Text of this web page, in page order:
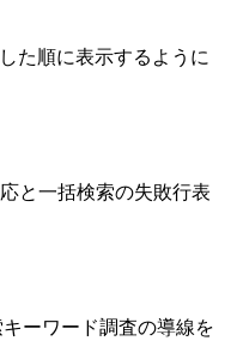
た順に表示するように
と一括検索の失敗行表
キーワード調査の導線を